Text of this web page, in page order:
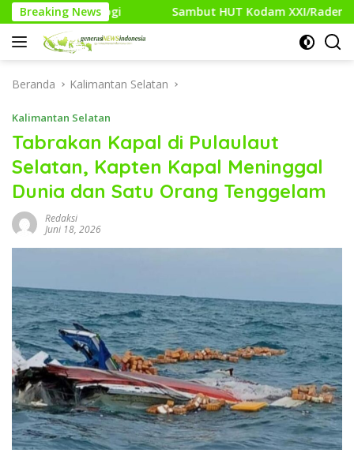
Langsung
ke
konten
Breaking News
Sambut HUT Kodam XXI/Raden Intan, Kodim 0427/
Beranda Kalimantan Selatan
Kalimantan Selatan
Tabrakan Kapal di Pulaulaut
Selatan, Kapten Kapal Meninggal
Dunia dan Satu Orang Tenggelam
Redaksi
Juni 18, 2026